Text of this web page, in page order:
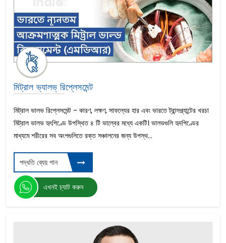
মিট্রাল ভ্যালভ্‌ রিপ্লেসমেন্ট
মিট্রাল ভালভ রিপ্লেসমেন্ট - কারণ, লক্ষণ, সাফল্যের হার এবং ভারতে ট্রান্সপ্ল্যান্টের খরচা
মিট্রাল ভালভ হৃৎপিণ্ডে উপস্থিত ৪ টি ভাল্বের মধ্যে একটি। ভালভগুলি হৃদপিণ্ডের
মাধ্যমে শরীরের সব অংশগুলিতে রক্ত সঞ্চালনের জন্য উপস্থ...
পদ্ধতি ব্যেয় পান
এখনই চ্যাট করুন